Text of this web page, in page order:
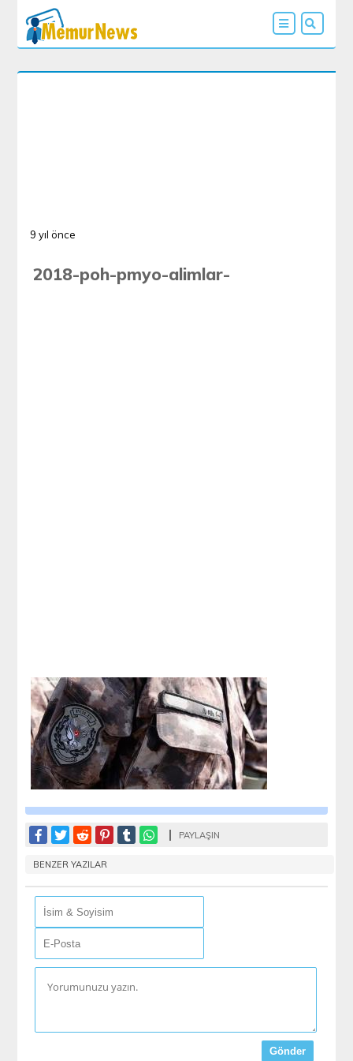
9 yıl önce
2018-poh-pmyo-alimlar-
PAYLAŞIN
BENZER YAZILAR